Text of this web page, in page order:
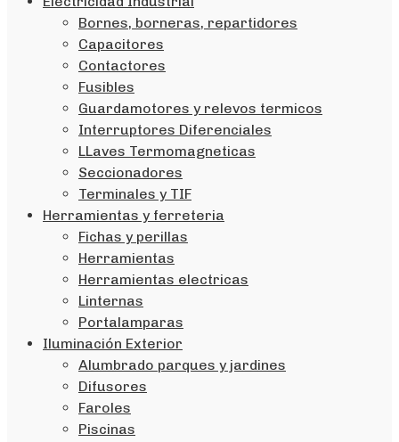
Bornes, borneras, repartidores
Capacitores
Contactores
Fusibles
Guardamotores y relevos termicos
Interruptores Diferenciales
LLaves Termomagneticas
Seccionadores
Terminales y TIF
Herramientas y ferreteria
Fichas y perillas
Herramientas
Herramientas electricas
Linternas
Portalamparas
Iluminación Exterior
Alumbrado parques y jardines
Difusores
Faroles
Piscinas